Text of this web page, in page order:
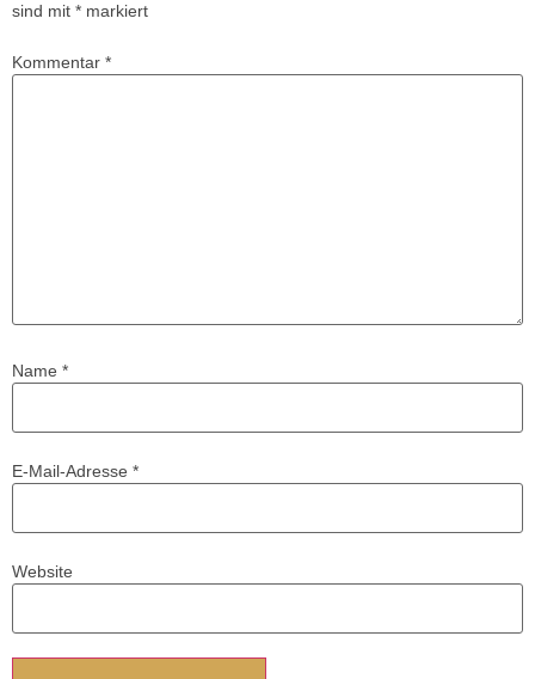
sind mit * markiert
Kommentar *
Name *
E-Mail-Adresse *
Website